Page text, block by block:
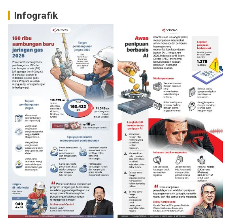
Infografik